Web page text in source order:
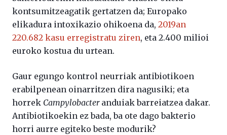
kontsumitzeagatik gertatzen da; Europako
elikadura intoxikazio ohikoena da, 2019an
220.682 kasu erregistratu ziren, eta 2.400 milioi
euroko kostua du urtean.
Gaur egungo kontrol neurriak antibiotikoen
erabilpenean oinarritzen dira nagusiki; eta
horrek Campylobacteranduiak barreiatzea dakar.
Antibiotikoekin ez bada, ba ote dago bakterio
horri aurre egiteko beste modurik?